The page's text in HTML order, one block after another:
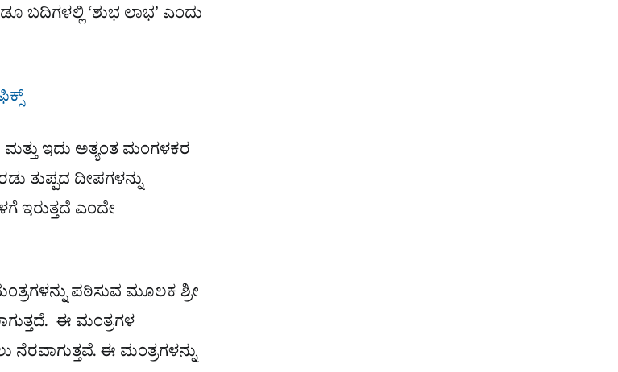
ಬದಿಗಳಲ್ಲಿ ‘ಶುಭ ಲಾಭ’ ಎಂದು
ಇದು ಅತ್ಯಂತ ಮಂಗಳಕರ
ತುಪ್ಪದ ದೀಪಗಳನ್ನು
ಇರುತ್ತದೆ ಎಂದೇ
ಪಠಿಸುವ ಮೂಲಕ ಶ್ರೀ
ಈ ಮಂತ್ರಗಳ
ನೆರವಾಗುತ್ತವೆ. ಈ ಮಂತ್ರಗಳನ್ನು